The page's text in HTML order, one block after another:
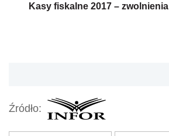
Kasy fiskalne 2017 – zwolnienia
Źródło: